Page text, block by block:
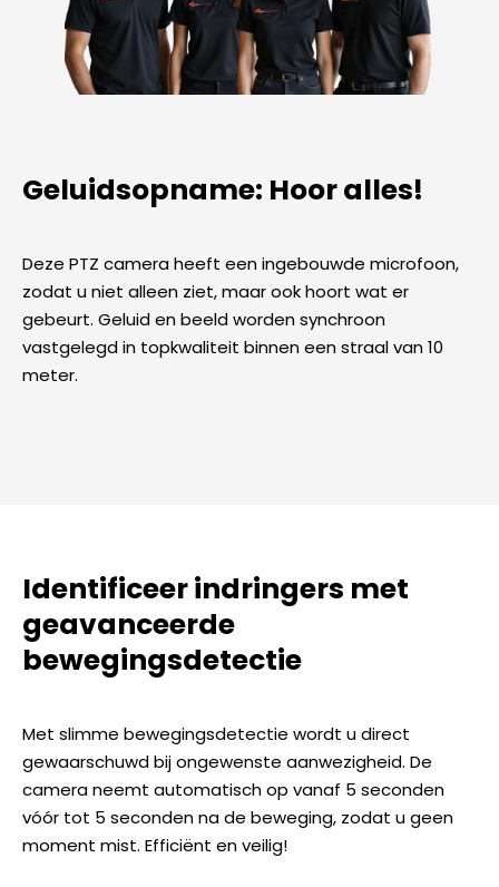
Geluidsopname: Hoor alles!
Deze PTZ camera heeft een ingebouwde microfoon,
zodat u niet alleen ziet, maar ook hoort wat er
gebeurt. Geluid en beeld worden synchroon
vastgelegd in topkwaliteit binnen een straal van 10
meter.
Identificeer indringers met
geavanceerde
bewegingsdetectie
Met slimme bewegingsdetectie wordt u direct
gewaarschuwd bij ongewenste aanwezigheid. De
camera neemt automatisch op vanaf 5 seconden
vóór tot 5 seconden na de beweging, zodat u geen
moment mist. Efficiënt en veilig!